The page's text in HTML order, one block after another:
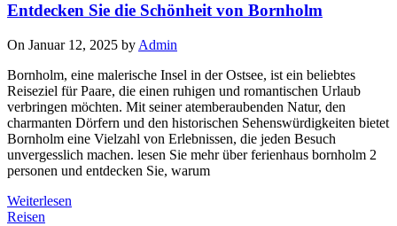
Entdecken Sie die Schönheit von Bornholm
On Januar 12, 2025 by Admin
Bornholm, eine malerische Insel in der Ostsee, ist ein beliebtes
Reiseziel für Paare, die einen ruhigen und romantischen Urlaub
verbringen möchten. Mit seiner atemberaubenden Natur, den
charmanten Dörfern und den historischen Sehenswürdigkeiten bietet
Bornholm eine Vielzahl von Erlebnissen, die jeden Besuch
unvergesslich machen. lesen Sie mehr über ferienhaus bornholm 2
personen und entdecken Sie, warum
Weiterlesen
Reisen